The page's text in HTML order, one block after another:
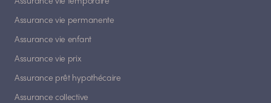
Assurance vie temporaire
Assurance vie permanente
Assurance vie enfant
Assurance vie prix
Assurance prêt hypothécaire
Assurance collective